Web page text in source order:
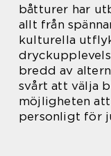
båtturer har
allt från
kulturella
bredd av
svårt att välja
möjligheten
personligt för